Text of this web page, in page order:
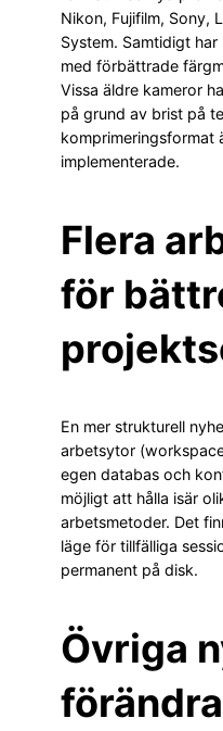
Nikon, Fujifilm, Sony,
System. Samtidigt
med förbättrade
Vissa äldre kameror
på grund av brist på
komprimeringsformat
implementerade.
Flera
för
En mer strukturell
arbetsytor
egen databas och
möjligt att hålla isär
arbetsmetoder. Det
läge för tillfälliga
permanent på disk.
Övriga